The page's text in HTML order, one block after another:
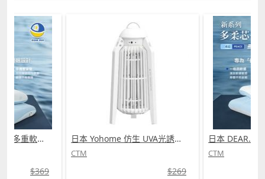
日本 DEAR.MIN 雲感多重軟芯柔托緩壓Peace柔眠枕 (需訂貨)
$369
日本 Yohome 仿生 UVA光誘電觸滅可放掛立有線無線兩用光感滅蚊機 PRO 2.0 (需訂貨)
CTM
$269
CTM